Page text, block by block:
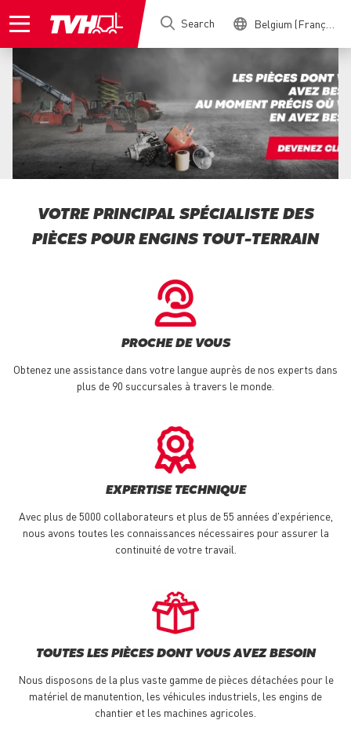
to
Search Belgium (Français)
VOTRE PRINCIPAL SPÉCIALISTE DES
PIÈCES POUR ENGINS TOUT-TERRAIN
PROCHE DE VOUS
Obtenez une assistance dans votre langue auprès de nos experts dans
plus de 90 succursales à travers le monde.
EXPERTISE TECHNIQUE
Avec plus de 5000 collaborateurs et plus de 55 années d'expérience,
nous avons toutes les connaissances nécessaires pour assurer la
continuité de votre travail.
TOUTES LES PIÈCES DONT VOUS AVEZ BESOIN
Nous disposons de la plus vaste gamme de pièces détachées pour le
matériel de manutention, les véhicules industriels, les engins de
chantier et les machines agricoles.